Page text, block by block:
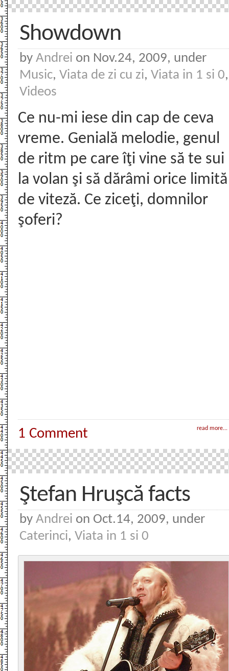
Showdown
by Andrei on Nov.24, 2009, under
Music, Viata de zi cu zi, Viata in 1 si 0,
Videos
Ce nu-mi iese din cap de ceva
vreme. Genială melodie, genul
de ritm pe care îţi vine să te sui
la volan şi să dărâmi orice limită
de viteză. Ce ziceţi, domnilor
şoferi?
read more...
1 Comment
Ştefan Hruşcă facts
by Andrei on Oct.14, 2009, under
Caterinci, Viata in 1 si 0